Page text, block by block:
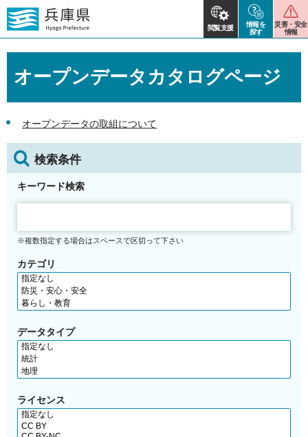
閲覧支援
情報を
探す
災害・安全
情報
オープンデータカタログページ
オープンデータの取組について
検索条件
キーワード検索
※複数指定する場合はスペースで区切って下さい
カテゴリ
データタイプ
ライセンス